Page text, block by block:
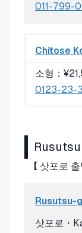
011-799-
Chitose
소형：
0123-23-
【 삿포로 출
Rusutsu-
삿포로・